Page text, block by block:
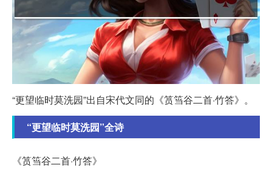
“更望临时莫洗园”出自宋代文同的《筼筜谷二首·竹答》。
“更望临时莫洗园”全诗
《筼筜谷二首·竹答》